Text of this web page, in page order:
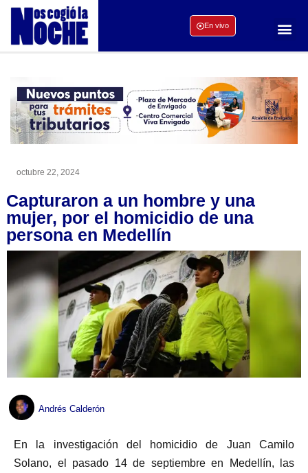
En vivo
octubre 22, 2024
Capturaron a un hombre y una
mujer, por el homicidio de una
persona en Medellín
Andrés Calderón
En la investigación del homicidio de Juan Camilo
Solano, el pasado 14 de septiembre en Medellín, las